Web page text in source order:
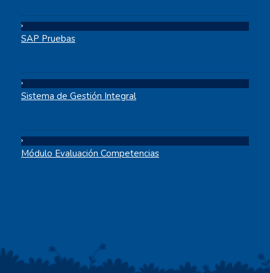
SAP Pruebas
Sistema de Gestión Integral
Módulo Evaluación Competencias